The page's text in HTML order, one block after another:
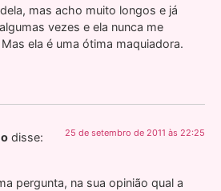
mas acho muito longos e já
vezes e ela nunca me
ela é uma ótima maquiadora.
disse: 25 de setembro de 2011 às 22:25
pergunta, na sua opinião qual a